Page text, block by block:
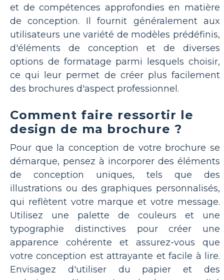
et de compétences approfondies en matière
de conception. Il fournit généralement aux
utilisateurs une variété de modèles prédéfinis,
d'éléments de conception et de diverses
options de formatage parmi lesquels choisir,
ce qui leur permet de créer plus facilement
des brochures d'aspect professionnel.
Comment faire ressortir le
design de ma brochure ?
Pour que la conception de votre brochure se
démarque, pensez à incorporer des éléments
de conception uniques, tels que des
illustrations ou des graphiques personnalisés,
qui reflètent votre marque et votre message.
Utilisez une palette de couleurs et une
typographie distinctives pour créer une
apparence cohérente et assurez-vous que
votre conception est attrayante et facile à lire.
Envisagez d'utiliser du papier et des